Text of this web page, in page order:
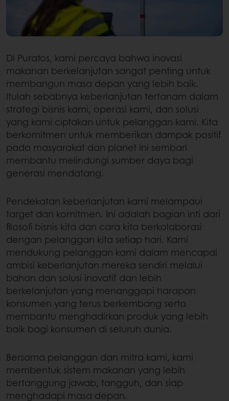
Di Puratos, kami percaya bahwa inovasi
makanan berkelanjutan sangat penting untuk
membangun masa depan yang lebih baik.
Itulah sebabnya keberlanjutan tertanam dalam
strategi bisnis kami, operasi kami, dan solusi
yang kami ciptakan untuk pelanggan kami. Kita
berkomitmen untuk memberikan dampak positif
pada masyarakat dan planet ini sembari
membantu melindungi sumber daya bagi
generasi mendatang.
Pendekatan keberlanjutan kami melampaui
target dan komitmen. Ini adalah bagian inti dari
filosofi bisnis kita dan cara kita berkolaborasi
dengan pelanggan kita setiap hari. Kami
mendukung pelanggan kami dalam mencapai
ambisi keberlanjutan mereka sendiri melalui
bahan dan solusi inovatif dan lebih
berkelanjutan yang menanggapi harapan
konsumen yang terus berkembang serta
membantu menghadirkan produk yang lebih
baik bagi konsumen di seluruh dunia.
Bersama pelanggan dan mitra kami, kami
membentuk sistem makanan yang lebih
bertanggung jawab, tangguh, dan siap
menghadapi masa depan.